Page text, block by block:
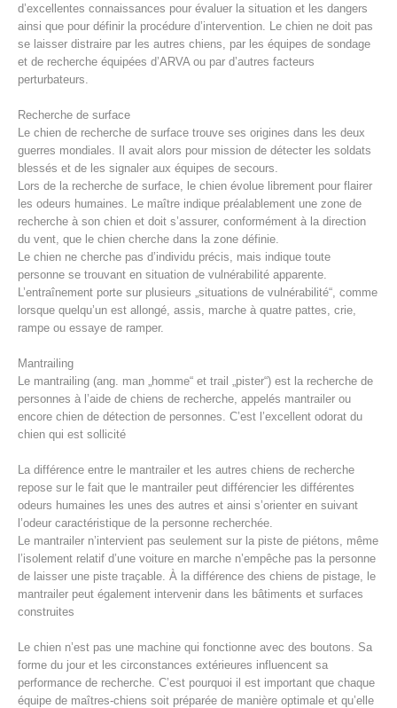
Direction
Procédure d'alarme
d’excellentes connaissances pour évaluer la situation et les dangers
ainsi que pour définir la procédure d’intervention. Le chien ne doit pas
se laisser distraire par les autres chiens, par les équipes de sondage
et de recherche équipées d’ARVA ou par d’autres facteurs
perturbateurs.
Recherche de surface
Le chien de recherche de surface trouve ses origines dans les deux
guerres mondiales. Il avait alors pour mission de détecter les soldats
blessés et de les signaler aux équipes de secours.
Lors de la recherche de surface, le chien évolue librement pour flairer
les odeurs humaines. Le maître indique préalablement une zone de
recherche à son chien et doit s’assurer, conformément à la direction
du vent, que le chien cherche dans la zone définie.
Le chien ne cherche pas d’individu précis, mais indique toute
personne se trouvant en situation de vulnérabilité apparente.
L’entraînement porte sur plusieurs „situations de vulnérabilité“, comme
lorsque quelqu’un est allongé, assis, marche à quatre pattes, crie,
rampe ou essaye de ramper.
Mantrailing
Le mantrailing (ang. man „homme“ et trail „pister“) est la recherche de
personnes à l’aide de chiens de recherche, appelés mantrailer ou
encore chien de détection de personnes. C’est l’excellent odorat du
chien qui est sollicité
La différence entre le mantrailer et les autres chiens de recherche
repose sur le fait que le mantrailer peut différencier les différentes
odeurs humaines les unes des autres et ainsi s’orienter en suivant
l’odeur caractéristique de la personne recherchée.
Le mantrailer n’intervient pas seulement sur la piste de piétons, même
l’isolement relatif d’une voiture en marche n’empêche pas la personne
de laisser une piste traçable. À la différence des chiens de pistage, le
mantrailer peut également intervenir dans les bâtiments et surfaces
construites
Le chien n’est pas une machine qui fonctionne avec des boutons. Sa
forme du jour et les circonstances extérieures influencent sa
performance de recherche. C’est pourquoi il est important que chaque
équipe de maîtres-chiens soit préparée de manière optimale et qu’elle